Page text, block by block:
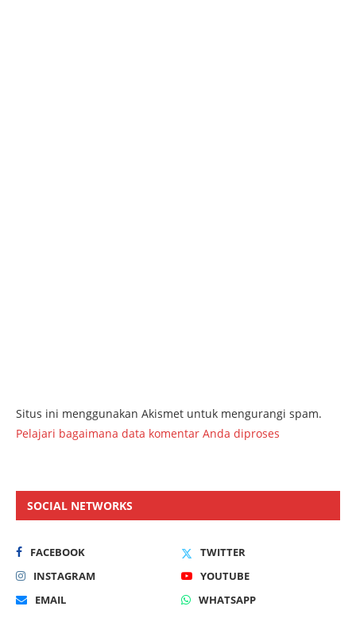
Situs ini menggunakan Akismet untuk mengurangi spam.
Pelajari bagaimana data komentar Anda diproses
SOCIAL NETWORKS
FACEBOOK
TWITTER
INSTAGRAM
YOUTUBE
EMAIL
WHATSAPP